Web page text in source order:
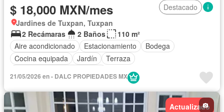
$ 18,000 MXN/mes
Destacado
Jardines de Tuxpan, Tuxpan
2 Recámaras
2 Baños
110 m²
Aire acondicionado
Estacionamiento
Bodega
Cocina equipada
Jardín
Terraza
21/05/2026 en - DALC PROPIEDADES MX
Actualizado